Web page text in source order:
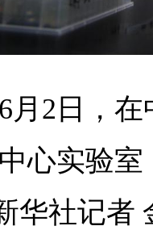
6月2日，
心实验
华社记者